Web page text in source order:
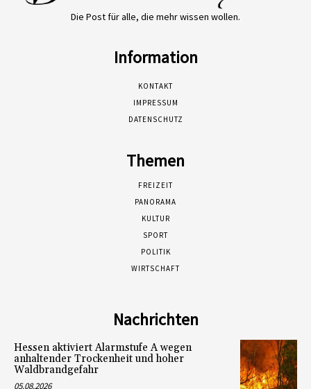
Die Post für alle, die mehr wissen wollen.
Information
KONTAKT
IMPRESSUM
DATENSCHUTZ
Themen
FREIZEIT
PANORAMA
KULTUR
SPORT
POLITIK
WIRTSCHAFT
Nachrichten
Hessen aktiviert Alarmstufe A wegen
anhaltender Trockenheit und hoher
Waldbrandgefahr
05.08.2026